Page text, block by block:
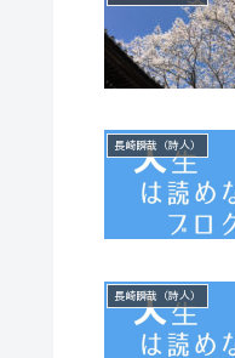
長崎瞬哉（詩人）
長崎瞬哉（詩人）